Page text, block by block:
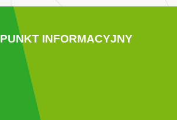
PUNKT INFORMACYJNY